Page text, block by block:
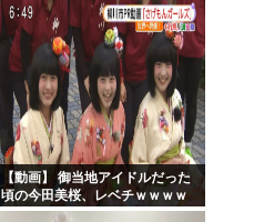
【動画】 御当地アイドルだった
頃の今田美桜、レベチｗｗｗｗ
ｗｗｗｗｗｗｗｗｗｗｗｗｗｗ